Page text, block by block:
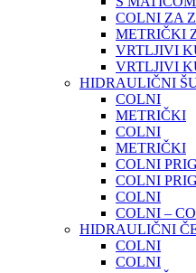
COLNI ZA
METRIČKI
VRTLJIVI
VRTLJIVI
HIDRAULIČNI
COLNI
METRIČKI
COLNI
METRIČKI
COLNI
COLNI
COLNI
COLNI –
HIDRAULIČNI
COLNI
COLNI